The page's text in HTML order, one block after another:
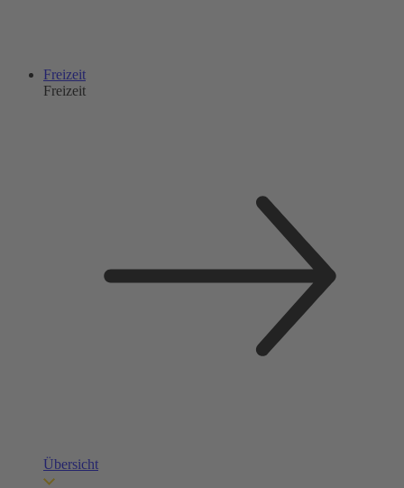
Freizeit
Freizeit
Übersicht